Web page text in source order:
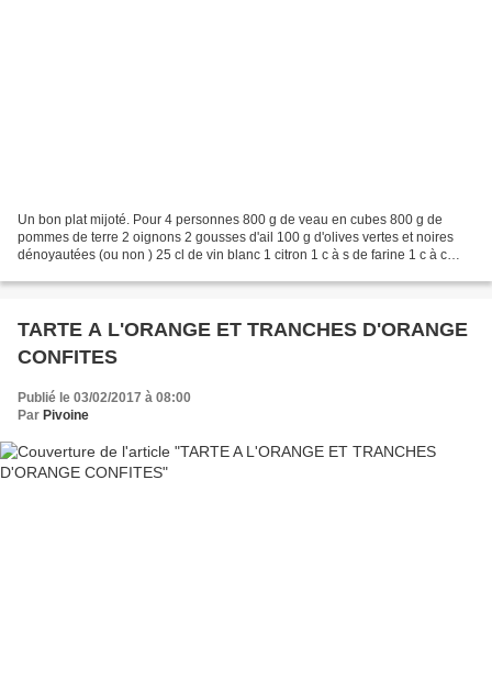
Un bon plat mijoté. Pour 4 personnes 800 g de veau en cubes 800 g de
pommes de terre 2 oignons 2 gousses d'ail 100 g d'olives vertes et noires
dénoyautées (ou non ) 25 cl de vin blanc 1 citron 1 c à s de farine 1 c à c
TARTE A L'ORANGE ET TRANCHES D'ORANGE
CONFITES
Publié le 03/02/2017 à 08:00
Par Pivoine